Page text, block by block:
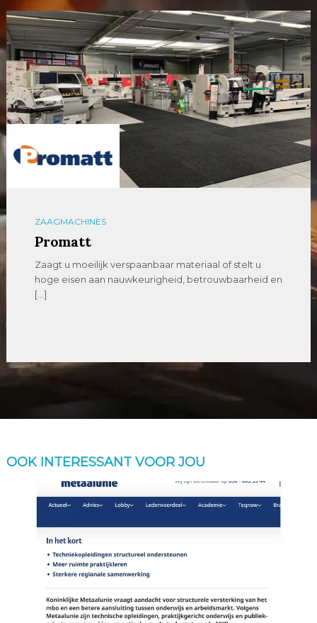
ZAAGMACHINES
Promatt
Zaagt u moeilijk verspaanbaar materiaal of stelt u
hoge eisen aan nauwkeurigheid, betrouwbaarheid en
[…]
OOK INTERESSANT VOOR JOU